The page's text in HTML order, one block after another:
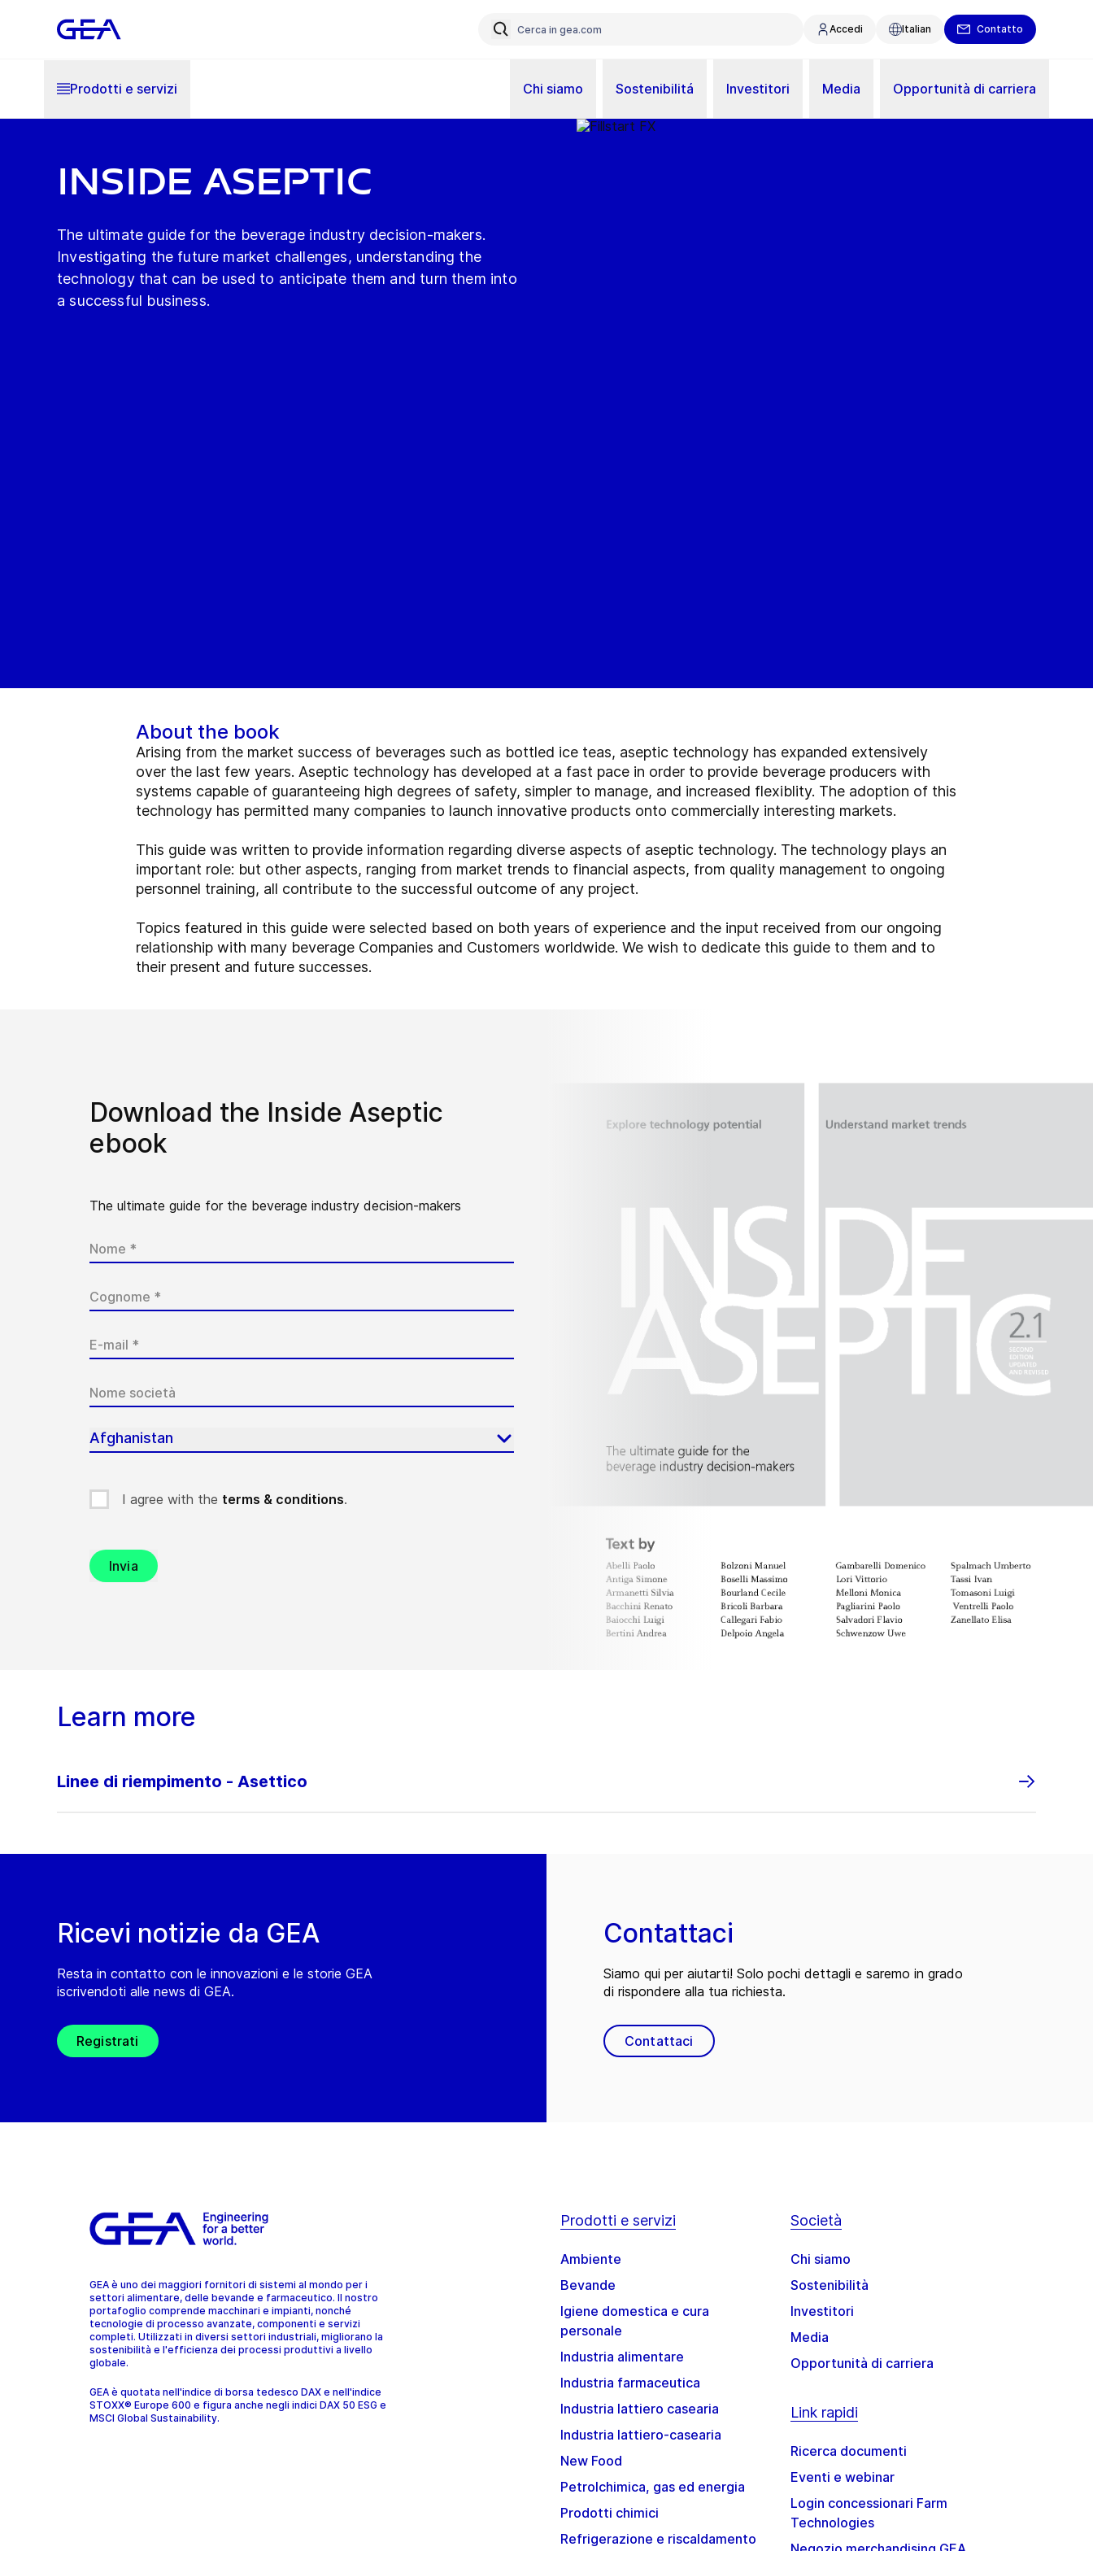
Accedi Italian Contatto
Prodotti e servizi Chi siamo Sostenibilitá Investitori Media Opportunità di carriera
Inside Aseptic
The ultimate guide for the beverage industry decision-makers.
Investigating the future market challenges, understanding the
technology that can be used to anticipate them and turn them into
a successful business.
About the book
Arising from the market success of beverages such as bottled ice teas, aseptic technology has expanded extensively
over the last few years. Aseptic technology has developed at a fast pace in order to provide beverage producers with
systems capable of guaranteeing high degrees of safety, simpler to manage, and increased flexiblity. The adoption of this
technology has permitted many companies to launch innovative products onto commercially interesting markets.
This guide was written to provide information regarding diverse aspects of aseptic technology. The technology plays an
important role: but other aspects, ranging from market trends to financial aspects, from quality management to ongoing
personnel training, all contribute to the successful outcome of any project.
Topics featured in this guide were selected based on both years of experience and the input received from our ongoing
relationship with many beverage Companies and Customers worldwide. We wish to dedicate this guide to them and to
their present and future successes.
Download the Inside Aseptic
ebook
The ultimate guide for the beverage industry decision-makers
Afghanistan
I agree with the terms & conditions.
Invia
Learn more
Linee di riempimento - Asettico
Ricevi notizie da GEA
Resta in contatto con le innovazioni e le storie GEA
iscrivendoti alle news di GEA.
Registrati
Contattaci
Siamo qui per aiutarti! Solo pochi dettagli e saremo in grado
di rispondere alla tua richiesta.
Contattaci
GEA è uno dei maggiori fornitori di sistemi al mondo per i
settori alimentare, delle bevande e farmaceutico. Il nostro
portafoglio comprende macchinari e impianti, nonché
tecnologie di processo avanzate, componenti e servizi
completi. Utilizzati in diversi settori industriali, migliorano la
sostenibilità e l'efficienza dei processi produttivi a livello
globale.
GEA è quotata nell'indice di borsa tedesco DAX e nell'indice
STOXX® Europe 600 e figura anche negli indici DAX 50 ESG e
MSCI Global Sustainability.
Prodotti e servizi
Ambiente
Bevande
Igiene domestica e cura
personale
Industria alimentare
Industria farmaceutica
Industria lattiero casearia
Industria lattiero-casearia
New Food
Petrolchimica, gas ed energia
Prodotti chimici
Refrigerazione e riscaldamento
Società
Chi siamo
Sostenibilità
Investitori
Media
Opportunità di carriera
Link rapidi
Ricerca documenti
Eventi e webinar
Login concessionari Farm
Technologies